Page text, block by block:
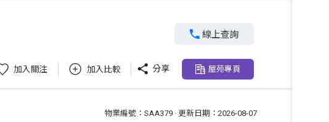
 線上查詢
加入關注 加入比較  分享 屋苑專頁
物業編號：SAA379 · 更新日期：2026-08-07